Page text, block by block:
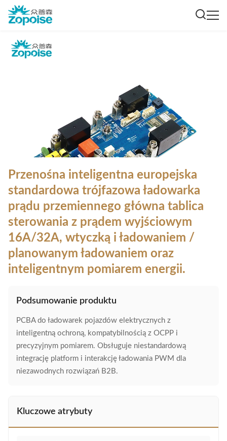
Przenośna inteligentna europejska
standardowa trójfazowa ładowarka
prądu przemiennego główna tablica
sterowania z prądem wyjściowym
16A/32A, wtyczką i ładowaniem /
planowanym ładowaniem oraz
inteligentnym pomiarem energii.
Podsumowanie produktu
PCBA do ładowarek pojazdów elektrycznych z
inteligentną ochroną, kompatybilnością z OCPP i
precyzyjnym pomiarem. Obsługuje niestandardową
integrację platform i interakcję ładowania PWM dla
niezawodnych rozwiązań B2B.
Kluczowe atrybuty